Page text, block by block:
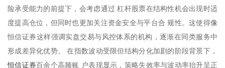
险承受能力的前提下，会考虑通过 杠杆股票在结构性机会出现时适
度提高仓位，但同时也更加关注资金安全与平台合 规性。这使得像
恒信证券这样强调实盘交易与风控体系的机构，逐渐在同类服务中
形成差异化优势。 在指数波动受限但结构分化加剧的阶段背景下，
恒信证券百余个高频账 户表现显示，策略失效率与波动率抬升呈正